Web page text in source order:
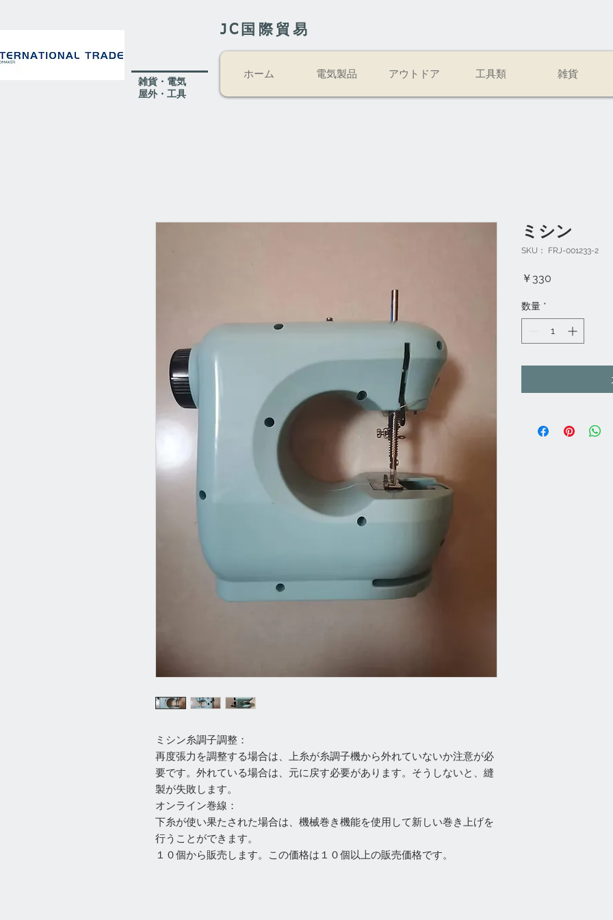
JC国際貿易
​雑貨・電気
​屋外・工具
ホーム 電気製品 アウトドア 工具類 雑貨
ミシン糸調子調整：
再度張力を調整する場合は、上糸が糸調子機から外れていないか注意が必
要です。外れている場合は、元に戻す必要があります。そうしないと、縫
製が失敗します。
オンライン巻線：
下糸が使い果たされた場合は、機械巻き機能を使用して新しい巻き上げを
行うことができます。
１０個から販売します。この価格は１０個以上の販売価格です。
ミシン
SKU： FRJ-001233-2
￥330
数量 *